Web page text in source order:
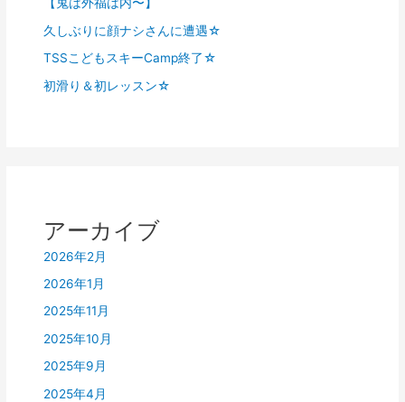
ョ
ン
【鬼は外福は内〜】
久しぶりに顔ナシさんに遭遇☆
TSSこどもスキーCamp終了☆
初滑り＆初レッスン☆
アーカイブ
2026年2月
2026年1月
2025年11月
2025年10月
2025年9月
2025年4月